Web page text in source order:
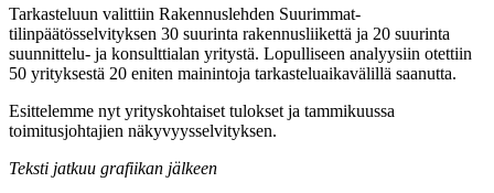
Tarkasteluun valittiin Rakennuslehden Suurimmat-
tilinpäätösselvityksen 30 suurinta rakennusliikettä ja 20 suurinta
suunnittelu- ja konsulttialan yritystä. Lopulliseen analyysiin otettiin
50 yrityksestä 20 eniten mainintoja tarkasteluaikavälillä saanutta.
Esittelemme nyt yrityskohtaiset tulokset ja tammikuussa
toimitusjohtajien näkyvyysselvityksen.
Teksti jatkuu grafiikan jälkeen